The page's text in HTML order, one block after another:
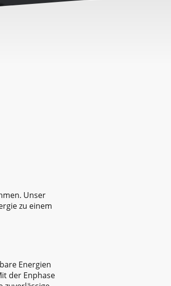
Unser
zu einem
Energien
der Enphase